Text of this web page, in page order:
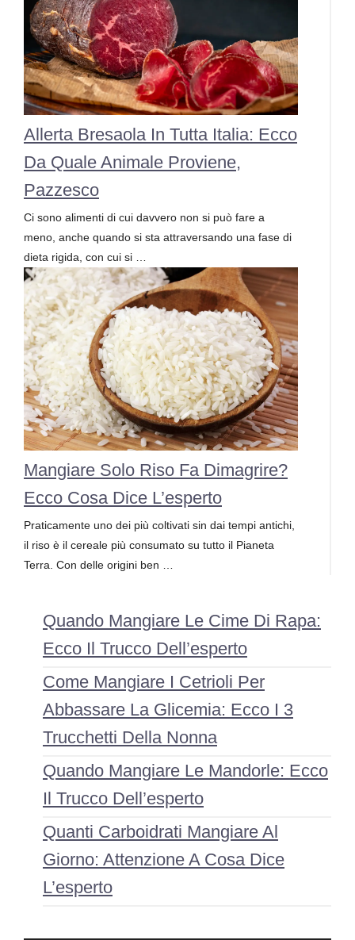
Allerta Bresaola In Tutta Italia: Ecco
Da Quale Animale Proviene,
Pazzesco
Ci sono alimenti di cui davvero non si può fare a
meno, anche quando si sta attraversando una fase di
dieta rigida, con cui si …
Mangiare Solo Riso Fa Dimagrire?
Ecco Cosa Dice L’esperto
Praticamente uno dei più coltivati sin dai tempi antichi,
il riso è il cereale più consumato su tutto il Pianeta
Terra. Con delle origini ben …
Quando Mangiare Le Cime Di Rapa:
Ecco Il Trucco Dell’esperto
Come Mangiare I Cetrioli Per
Abbassare La Glicemia: Ecco I 3
Trucchetti Della Nonna
Quando Mangiare Le Mandorle: Ecco
Il Trucco Dell’esperto
Quanti Carboidrati Mangiare Al
Giorno: Attenzione A Cosa Dice
L’esperto